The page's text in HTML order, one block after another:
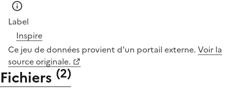
Label
Inspire
Ce jeu de données provient d'un portail externe. Voir la
source originale.
Fichiers (2)